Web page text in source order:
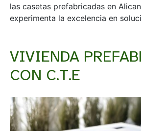
las casetas prefabricadas en
experimenta la excelencia en
VIVIENDA
CON C.T.E